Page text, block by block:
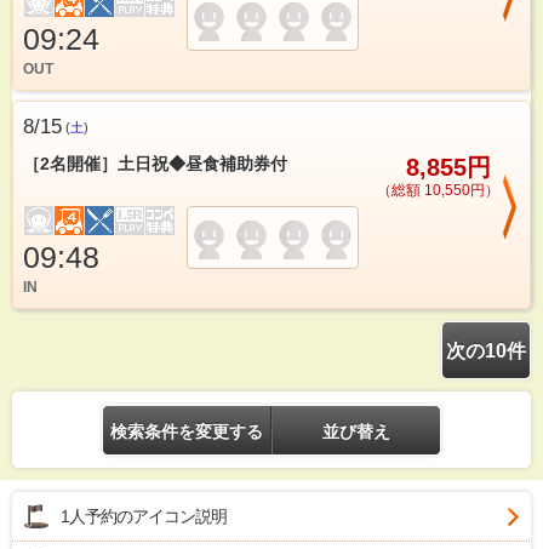
09:24
OUT
8/15 (土)
［2名開催］土日祝◆昼食補助券付 8,855円
（総額 10,550円）
09:48
IN
次の10件
検索条件を変更する 並び替え
1人予約のアイコン説明